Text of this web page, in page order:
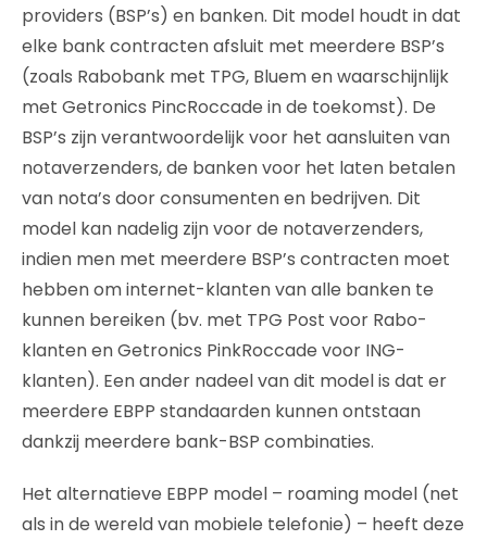
providers (BSP’s) en banken. Dit model houdt in dat
elke bank contracten afsluit met meerdere BSP’s
(zoals Rabobank met TPG, Bluem en waarschijnlijk
met Getronics PincRoccade in de toekomst). De
BSP’s zijn verantwoordelijk voor het aansluiten van
notaverzenders, de banken voor het laten betalen
van nota’s door consumenten en bedrijven. Dit
model kan nadelig zijn voor de notaverzenders,
indien men met meerdere BSP’s contracten moet
hebben om internet-klanten van alle banken te
kunnen bereiken (bv. met TPG Post voor Rabo-
klanten en Getronics PinkRoccade voor ING-
klanten). Een ander nadeel van dit model is dat er
meerdere EBPP standaarden kunnen ontstaan
dankzij meerdere bank-BSP combinaties.
Het alternatieve EBPP model – roaming model (net
als in de wereld van mobiele telefonie) – heeft deze